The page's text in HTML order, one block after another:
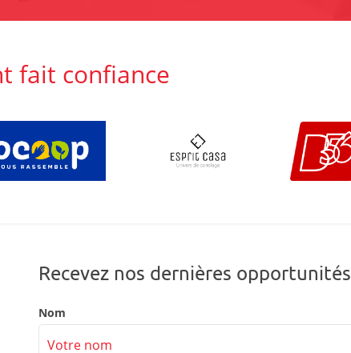
fait confiance
Recevez nos dernières opportunités
Nom